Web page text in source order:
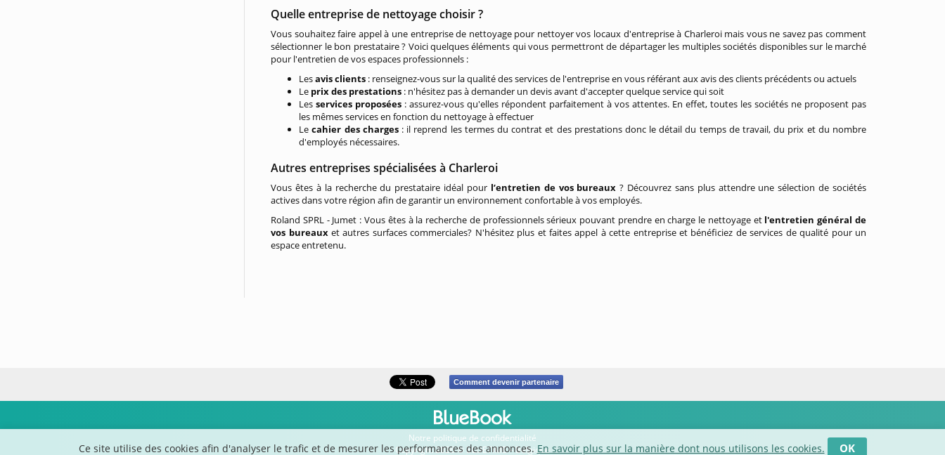
Quelle entreprise de nettoyage choisir ?
Vous souhaitez faire appel à une entreprise de nettoyage pour nettoyer vos locaux d'entreprise à Charleroi mais vous ne savez pas comment
sélectionner le bon prestataire ? Voici quelques éléments qui vous permettront de départager les multiples sociétés disponibles sur le marché
pour l'entretien de vos espaces professionnels :
Lesavis clients : renseignez-vous sur la qualité des services de l'entreprise en vous référant aux avis des clients précédents ou actuels
Le prix des prestations : n'hésitez pas à demander un devis avant d'accepter quelque service qui soit
Lesservices proposées : assurez-vous qu'elles répondent parfaitement à vos attentes. En effet, toutes les sociétés ne proposent pas
les mêmes services en fonction du nettoyage à effectuer
Lecahier des charges: il reprend les termes du contrat et des prestations donc le détail du temps de travail, du prix et du nombre
d'employés nécessaires.
Autres entreprises spécialisées à Charleroi
Vous êtes à la recherche du prestataire idéal pour l’entretien de vos bureaux ? Découvrez sans plus attendre une sélection de sociétés
actives dans votre région afin de garantir un environnement confortable à vos employés.
Roland SPRL - Jumet : Vous êtes à la recherche de professionnels sérieux pouvant prendre en charge le nettoyage et l'entretien général de
vos bureauxet autres surfaces commerciales? N'hésitez plus et faites appel à cette entreprise et bénéficiez de services de qualité pour un
espace entretenu.
Comment devenir partenaire
Notre politique de confidentialité
Copyright 2026 © BLUETIME – Belgique
Ce site utilise des cookies afin d'analyser le trafic et de mesurer les performances des annonces.En savoir plus sur la manière dont nous utilisons les cookies. OK